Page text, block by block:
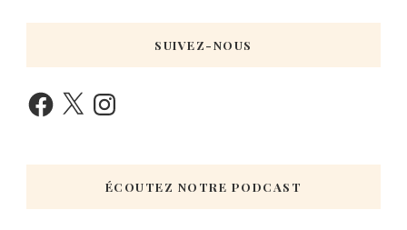
SUIVEZ-NOUS
ÉCOUTEZ NOTRE PODCAST